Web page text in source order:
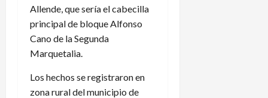
Allende, que sería el cabecilla
principal de bloque Alfonso
Cano de la Segunda
Marquetalia.
Los hechos se registraron en
zona rural del municipio de